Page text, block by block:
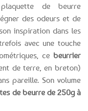
de beurre
des odeurs et de
inspiration dans les
avec une touche
ce beurrier
de terre, en breton)
pareille. Son volume
de beurre de 250g à